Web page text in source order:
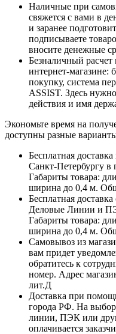
Наличные при
свяжется с вами в
и заранее
подписываете
вносите денежные
Безналичный
интернет-магазине:
покупку, система
ASSIST. Здесь
действия и имя
Экономьте время на
доступны разные
Бесплатная
Санкт-Петербургу
Габариты товара:
ширина до 0,4 м.
Бесплатная
Деловые Линии и
Габариты товара:
ширина до 0,4 м.
Самовывоз из
вам придет
обратитесь к
номер. Адрес
лит.Д
Доставка при
города РФ. На
линии, ПЭК или
оплачивается